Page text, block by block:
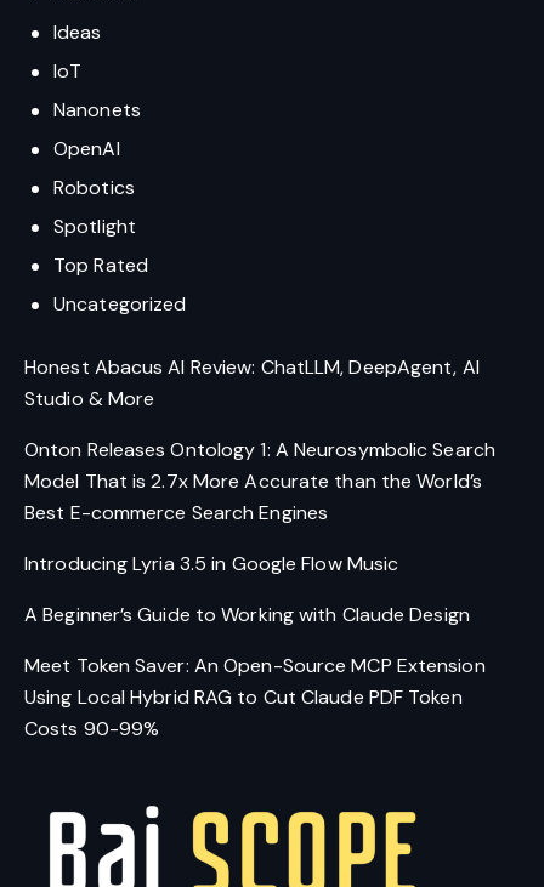
Ideas
IoT
Nanonets
OpenAI
Robotics
Spotlight
Top Rated
Uncategorized
Honest Abacus AI Review: ChatLLM, DeepAgent, AI
Studio & More
Onton Releases Ontology 1: A Neurosymbolic Search
Model That is 2.7x More Accurate than the World’s
Best E-commerce Search Engines
Introducing Lyria 3.5 in Google Flow Music
A Beginner’s Guide to Working with Claude Design
Meet Token Saver: An Open-Source MCP Extension
Using Local Hybrid RAG to Cut Claude PDF Token
Costs 90-99%